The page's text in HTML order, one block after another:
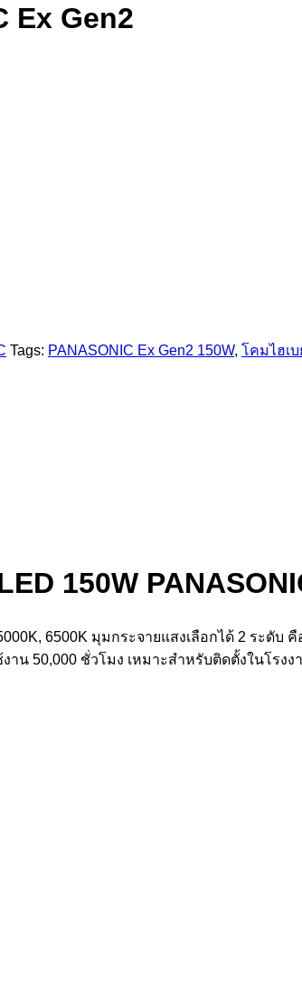
Ex Gen2
Tags: PANASONIC Ex Gen2 150W, โคมไฮเบ
150W
6500K มุมกระจายแสงเลือกได้ 2 ระดั
50,000 ชั่วโมง เหมาะสำหรับติดตั้งในโรง